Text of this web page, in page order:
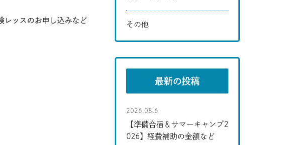
レッスのお申し込みなど
その他
最新の投稿
【準備合宿＆サマーキャンプ2
026】経費補助の金額など
2026.08.6